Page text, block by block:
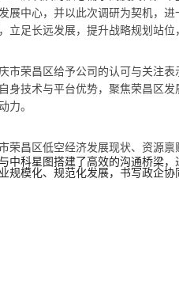
展中心，并以此次调研为契机，
立足长远发展，提升战略规划站
市荣昌区给予公司的认可与关注
身技术与平台优势，聚焦荣昌区
力。
荣昌区低空经济发展现状、资源禀
中科星图搭建了高效的沟通桥梁
规模化、规范化发展，书写政企协